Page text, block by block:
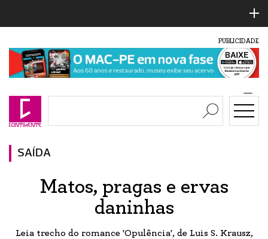
PUBLICIDADE
SAÍDA
Matos, pragas e ervas
daninhas
Leia trecho do romance 'Opulência', de Luis S. Krausz,